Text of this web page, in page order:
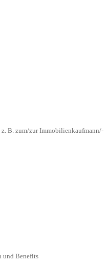
B. zum/zur Immobilienkaufmann/-
und Benefits